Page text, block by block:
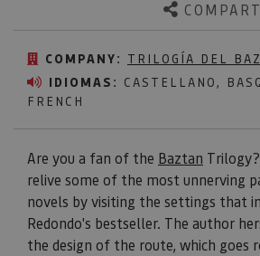
COMPANY: TRILOGÍA DEL
IDIOMAS: CASTELLANO,
FRENCH
Are you a fan of the Baztan
relive some of the most unnerving
novels by visiting the settings that
Redondo's bestseller. The author
the design of the route, which goes